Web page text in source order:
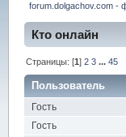
forum.dolgachov.com -
Кто онлайн
Страницы: [1]2 3 ...45
Пользователь
Гость
Гость